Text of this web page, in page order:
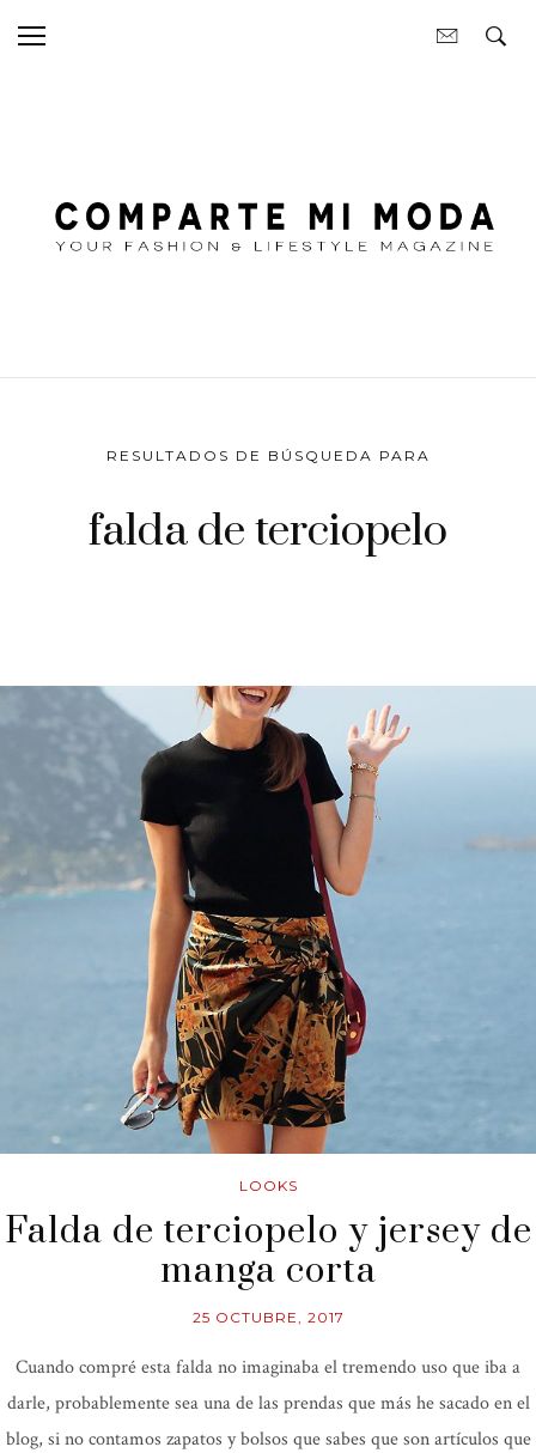
RESULTADOS DE BÚSQUEDA PARA
falda de terciopelo
LOOKS
Falda de terciopelo y jersey de
manga corta
25 OCTUBRE, 2017
Cuando compré esta falda no imaginaba el tremendo uso que iba a
darle, probablemente sea una de las prendas que más he sacado en el
blog, si no contamos zapatos y bolsos que sabes que son artículos que